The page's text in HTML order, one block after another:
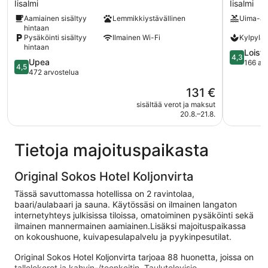
Dome
Iisalmi
Iisalmi
Iisalmi
Aamiainen sisältyy
hintaan
Lemmikkiystävällinen
Pysäköinti sisältyy
hintaan
Ilmainen Wi-Fi
4.5
kautta
4,5 Upea
472 arvostelua
Hinta
on
131 €
131 €
sisältää verot ja maksut
20.8.–21.8.
Runni
Iisalmi
Iisalmi
Uima-
Kylpylä
4.3
kautta
4,3
166
Tietoja majoituspaikasta
Original Sokos Hotel Koljonvirta
Tässä savuttomassa hotellissa on 2 ravintolaa,
baari/aulabaari ja sauna. Käytössäsi on ilmainen langaton
internetyhteys julkisissa tiloissa, omatoiminen pysäköinti sekä
ilmainen mannermainen aamiainen.Lisäksi majoituspaikassa
on kokoushuone, kuivapesulapalvelu ja pyykinpesutilat.
Original Sokos Hotel Koljonvirta tarjoaa 88 huonetta, joissa on